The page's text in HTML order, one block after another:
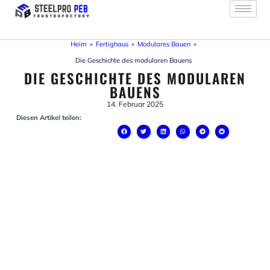
Zum
springen
Heim » Fertighaus » Modulares Bauen »
Die Geschichte des modularen Bauens
DIE GESCHICHTE DES MODULAREN
BAUENS
14. Februar 2025
Diesen Artikel teilen: